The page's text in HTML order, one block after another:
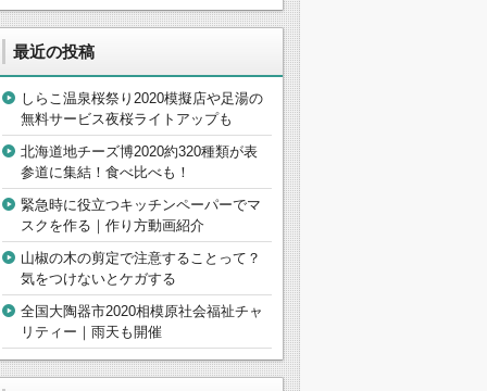
最近の投稿
しらこ温泉桜祭り2020模擬店や足湯の
無料サービス夜桜ライトアップも
北海道地チーズ博2020約320種類が表
参道に集結！食べ比べも！
緊急時に役立つキッチンペーパーでマ
スクを作る｜作り方動画紹介
山椒の木の剪定で注意することって？
気をつけないとケガする
全国大陶器市2020相模原社会福祉チャ
リティー｜雨天も開催